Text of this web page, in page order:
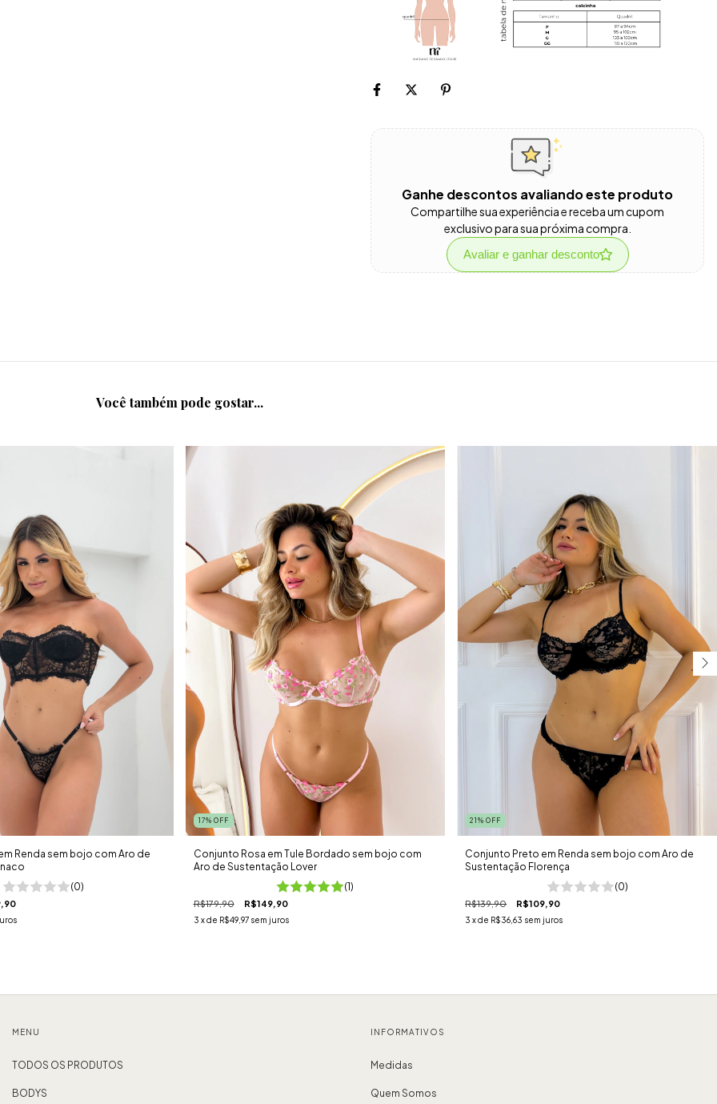
Ganhe descontos avaliando este produto
Compartilhe sua experiência e receba um cupom
exclusivo para sua próxima compra.
Avaliar e ganhar desconto
Você também pode gostar...
Renda sem bojo com Aro de
(0)
17% OFF
Conjunto Rosa em Tule Bordado sem bojo com
Aro de Sustentação Lover
(1)
R$179,90 R$149,90
3 x de R$49,97 sem juros
21%OFF
Conjunto Preto em Renda sem bojo com Aro de
Sustentação Florença
(0)
R$139,90 R$109,90
3 x de R$36,63 sem juros
MENU
TODOS OS PRODUTOS
BODYS
INFORMATIVOS
Medidas
Quem Somos